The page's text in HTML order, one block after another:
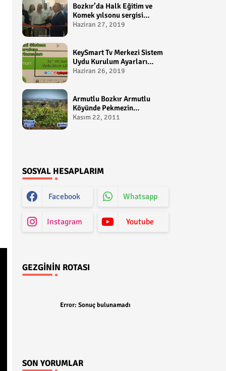
Bozkır’da Halk Eğitim ve
Komek yılsonu sergisi
gerçekleştirildi-
Haziran 27, 2019
KeySmart Tv Merkezi Sistem
Uydu Kurulum Ayarları
Video anlatım -
Haziran 26, 2019
Armutlu Bozkır Armutlu
Köyünde Pekmezin
Hikayesi:Gezen Bilir Kontv
Kasım 22, 2011
SOSYAL HESAPLARIM
Facebook Whatsapp
Instagram Youtube
GEZGININ ROTASI
Error: Sonuç bulunamadı
SON YORUMLAR